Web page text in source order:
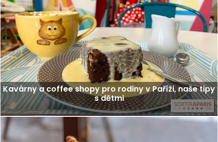
Kavárny a coffee shopy pro rodiny v Paříži, naše tipy
s dětmi